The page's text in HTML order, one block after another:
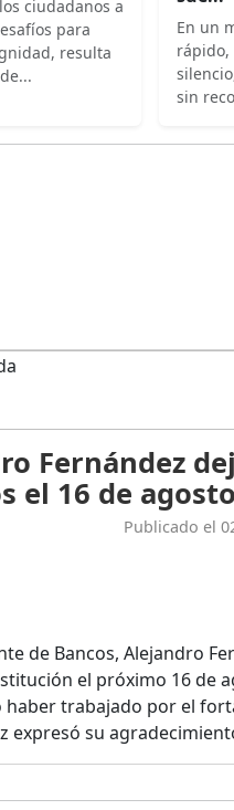
ciudadanos a
para
resulta
En un
rápido,
sin
Fernández
el 16 de
Publicado el
de Bancos, Alejandro
el próximo 16 de
haber trabajado por el
expresó su